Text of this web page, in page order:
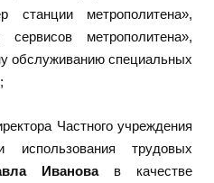
станции метрополитена»,
сервисов метрополитена»,
обслуживанию специальных
Частного учреждения
использования трудовых
Ивановав качестве